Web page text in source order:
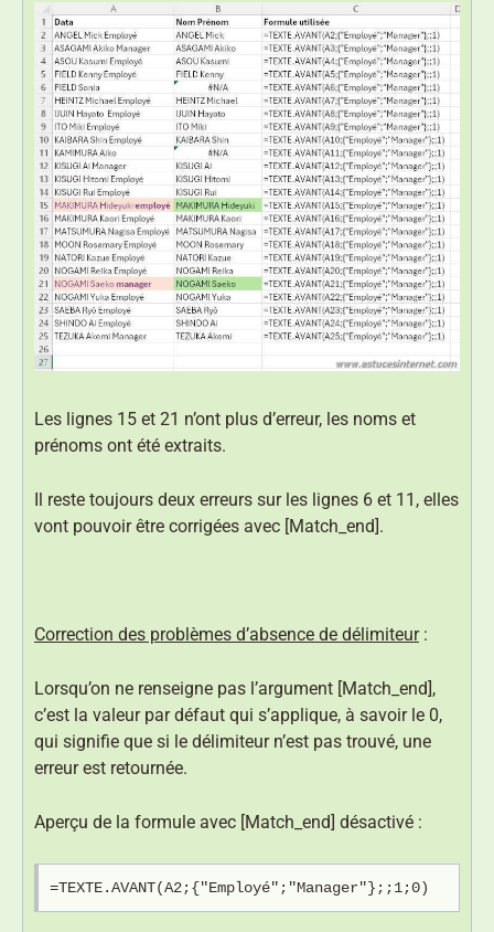
Les lignes 15 et 21 n’ont plus d’erreur, les noms et
prénoms ont été extraits.
Il reste toujours deux erreurs sur les lignes 6 et 11, elles
vont pouvoir être corrigées avec [Match_end].
Correction des problèmes d’absence de délimiteur:
Lorsqu’on ne renseigne pas l’argument [Match_end],
c’est la valeur par défaut qui s’applique, à savoir le 0,
qui signifie que si le délimiteur n’est pas trouvé, une
erreur est retournée.
Aperçu de la formule avec [Match_end] désactivé :
=TEXTE.AVANT(A2;{"Employé";"Manager"};;1;0)